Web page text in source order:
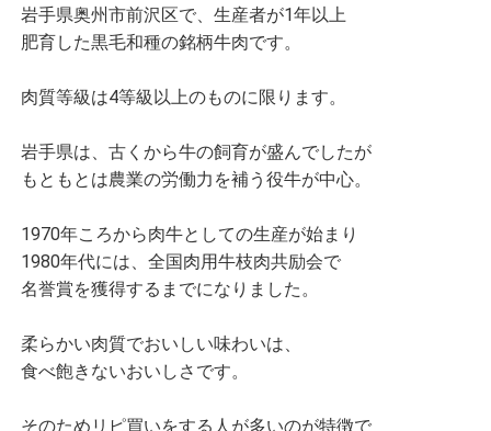
岩手県奥州市前沢区で、生産者が1年以上
肥育した黒毛和種の銘柄牛肉です。
肉質等級は4等級以上のものに限ります。
岩手県は、古くから牛の飼育が盛んでしたが
もともとは農業の労働力を補う役牛が中心。
1970年ころから肉牛としての生産が始まり
1980年代には、全国肉用牛枝肉共励会で
名誉賞を獲得するまでになりました。
柔らかい肉質でおいしい味わいは、
食べ飽きないおいしさです。
そのためリピ買いをする人が多いのが特徴で